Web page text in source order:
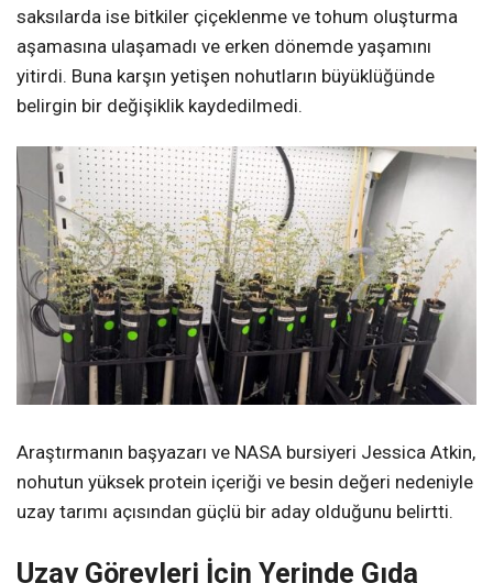
saksılarda ise bitkiler çiçeklenme ve tohum oluşturma
aşamasına ulaşamadı ve erken dönemde yaşamını
yitirdi. Buna karşın yetişen nohutların büyüklüğünde
belirgin bir değişiklik kaydedilmedi.
Araştırmanın başyazarı ve NASA bursiyeri Jessica Atkin,
nohutun yüksek protein içeriği ve besin değeri nedeniyle
uzay tarımı açısından güçlü bir aday olduğunu belirtti.
Uzay Görevleri İçin Yerinde Gıda